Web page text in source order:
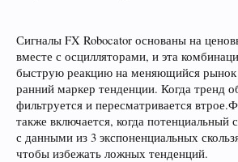
Сигналы FX Robocator основаны на
вместе с осцилляторами, и эта
быструю реакцию на меняющийся рынок
ранний маркер тенденции. Когда тренд
фильтруется и пересматривается
также включается, когда потенциальный
с данными из 3 экспоненциальных
чтобы избежать ложных тенденций.